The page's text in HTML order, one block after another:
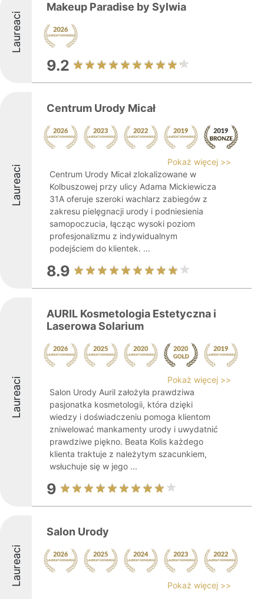
Laureaci
Makeup Paradise by Sylwia
9.2
Laureaci
Centrum Urody Micał
Pokaż więcej >>
Centrum Urody Micał zlokalizowane w
Kolbuszowej przy ulicy Adama Mickiewicza
31A oferuje szeroki wachlarz zabiegów z
zakresu pielęgnacji urody i podniesienia
samopoczucia, łącząc wysoki poziom
profesjonalizmu z indywidualnym
podejściem do klientek. ...
8.9
Laureaci
AURIL Kosmetologia Estetyczna i
Laserowa Solarium
Pokaż więcej >>
Salon Urody Auril założyła prawdziwa
pasjonatka kosmetologii, która dzięki
wiedzy i doświadczeniu pomoga klientom
zniwelować mankamenty urody i uwydatnić
prawdziwe piękno. Beata Kolis każdego
klienta traktuje z należytym szacunkiem,
wsłuchuje się w jego ...
9
Laureaci
Salon Urody
Pokaż więcej >>